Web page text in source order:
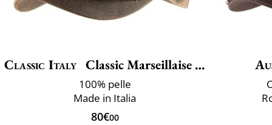
Classic Italy Classic Marseillaise Cuir
100% pelle
Made in Italia
80€00